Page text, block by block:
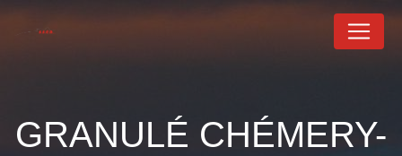
GRANULÉ CHÉMERY-
Panneau de gestion des cookies